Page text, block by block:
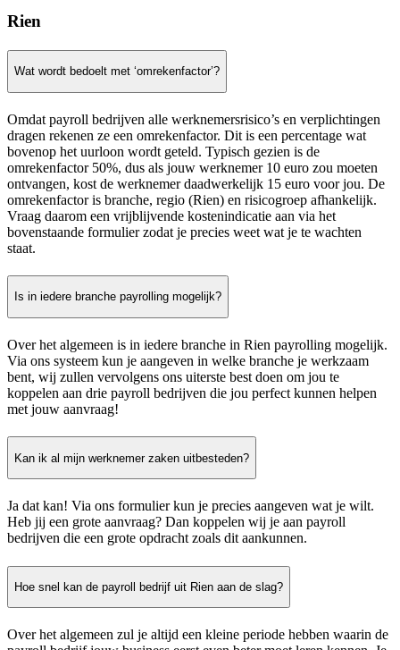
Rien
Wat wordt bedoelt met ‘omrekenfactor’?
Omdat payroll bedrijven alle werknemersrisico’s en verplichtingen
dragen rekenen ze een omrekenfactor. Dit is een percentage wat
bovenop het uurloon wordt geteld. Typisch gezien is de
omrekenfactor 50%, dus als jouw werknemer 10 euro zou moeten
ontvangen, kost de werknemer daadwerkelijk 15 euro voor jou. De
omrekenfactor is branche, regio (Rien) en risicogroep afhankelijk.
Vraag daarom een vrijblijvende kostenindicatie aan via het
bovenstaande formulier zodat je precies weet wat je te wachten
staat.
Is in iedere branche payrolling mogelijk?
Over het algemeen is in iedere branche in Rien payrolling mogelijk.
Via ons systeem kun je aangeven in welke branche je werkzaam
bent, wij zullen vervolgens ons uiterste best doen om jou te
koppelen aan drie payroll bedrijven die jou perfect kunnen helpen
met jouw aanvraag!
Kan ik al mijn werknemer zaken uitbesteden?
Ja dat kan! Via ons formulier kun je precies aangeven wat je wilt.
Heb jij een grote aanvraag? Dan koppelen wij je aan payroll
bedrijven die een grote opdracht zoals dit aankunnen.
Hoe snel kan de payroll bedrijf uit Rien aan de slag?
Over het algemeen zul je altijd een kleine periode hebben waarin de